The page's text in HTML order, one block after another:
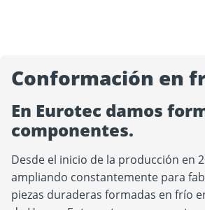
Conformación en
En Eurotec damos
componentes.
Desde el inicio de la producción en
ampliando constantemente para
piezas duraderas formadas en frío